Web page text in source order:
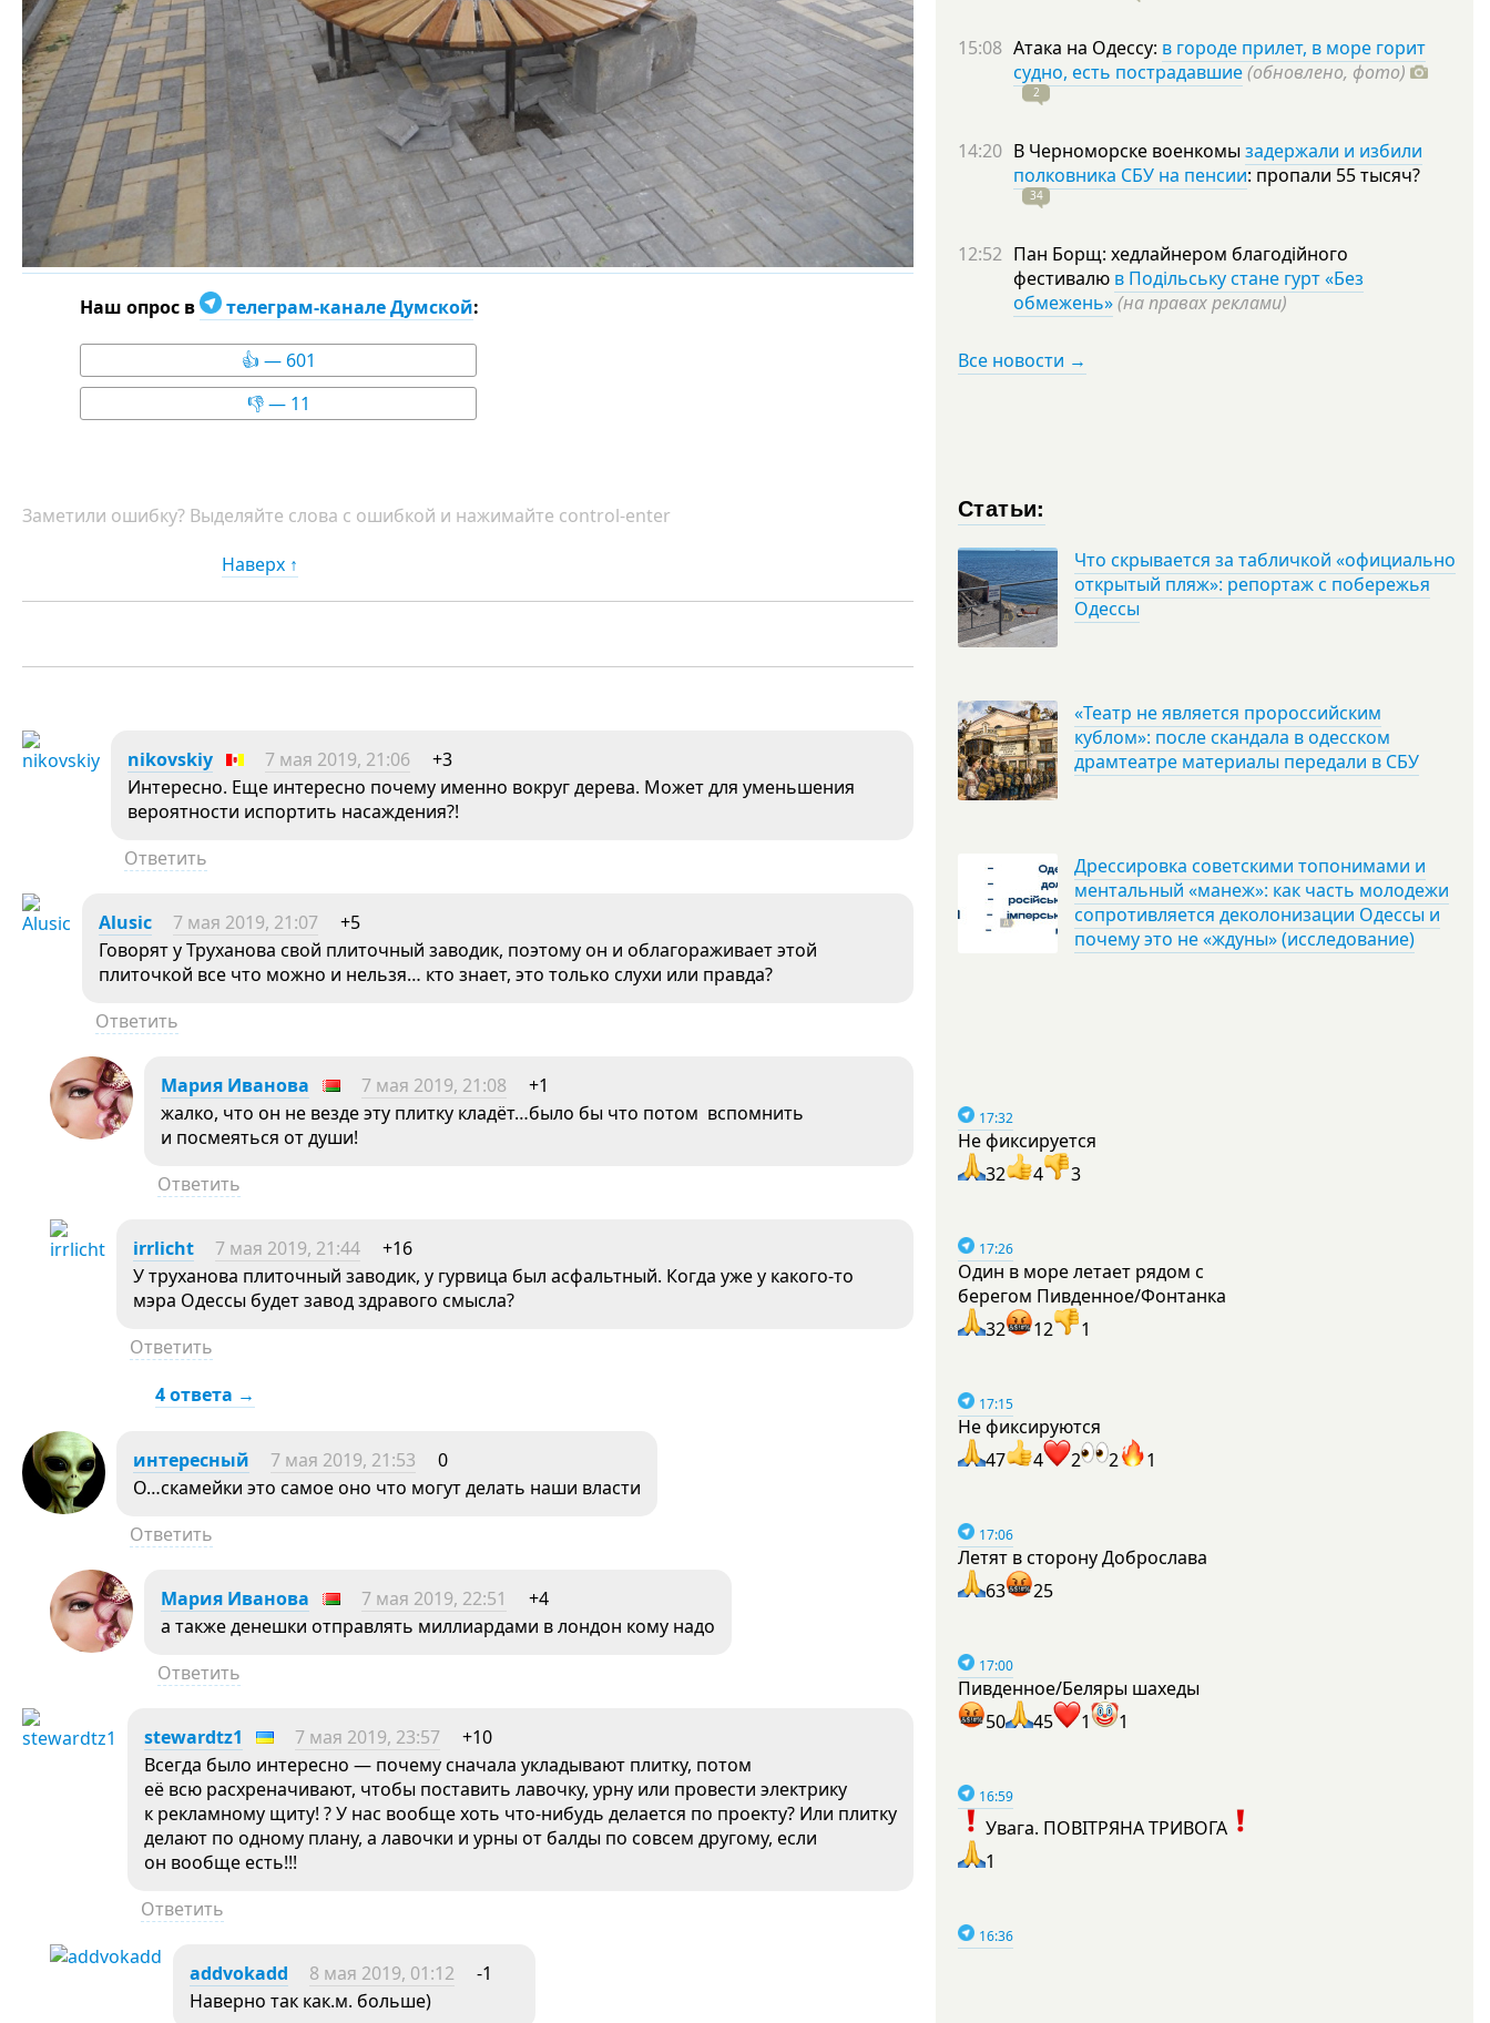
Наш опрос в телеграм-канале Думской:
👍 — 601
👎 — 11
Заметили ошибку? Выделяйте слова с ошибкой и нажимайте control-enter
Наверх ↑
nikovskiy 7 мая 2019, 21:06
+3
Интересно. Еще интересно почему именно вокруг дерева. Может для уменьшения
вероятности испортить насаждения?!
Ответить
Alusic 7 мая 2019, 21:07
+5
Говорят у Труханова свой плиточный заводик, поэтому он и облагораживает этой
плиточкой все что можно и нельзя… кто знает, это только слухи или правда?
Ответить
Мария Иванова 7 мая 2019, 21:08
+1
жалко, что он не везде эту плитку кладёт…было бы что потом вспомнить
и посмеяться от души!
Ответить
irrlicht 7 мая 2019, 21:44
+16
У труханова плиточный заводик, у гурвица был асфальтный. Когда уже у какого-то
мэра Одессы будет завод здравого смысла?
Ответить
4 ответа →
интересный 7 мая 2019, 21:53
0
О…скамейки это самое оно что могут делать наши власти
Ответить
Мария Иванова 7 мая 2019, 22:51
+4
а также денешки отправлять миллиардами в лондон кому надо
Ответить
stewardtz1 7 мая 2019, 23:57
+10
Всегда было интересно — почему сначала укладывают плитку, потом
её всю расхреначивают, чтобы поставить лавочку, урну или провести электрику
к рекламному щиту! ? У нас вообще хоть что-нибудь делается по проекту? Или плитку
делают по одному плану, а лавочки и урны от балды по совсем другому, если
он вообще есть!!!
Ответить
addvokadd 8 мая 2019, 01:12
-1
Наверно так как.м. больше)
15:08 Атака на Одессу: в городе прилет, в море горит
судно, есть пострадавшие(обновлено, фото)
2
14:20 В Черноморске военкомы задержали и избили
полковника СБУ на пенсии: пропали 55тысяч?
34
12:52 Пан Борщ: хедлайнером благодійного
фестивалю в Подільську стане гурт «Без
обмежень»(на правах реклами)
Все новости →
Статьи:
Что скрывается за табличкой «официально
открытый пляж»: репортаж с побережья
Одессы
«Театр не является пророссийским
кублом»: после скандала в одесском
драмтеатре материалы передали в СБУ
Дрессировка советскими топонимами и
ментальный «манеж»: как часть молодежи
сопротивляется деколонизации Одессы и
почему это не «ждуны» (исследование)
17:32
Не фиксируется
32
4 3
17:26
Один в море летает рядом с
берегом Пивденное/Фонтанка
32
12 1
17:15
Не фиксируются
47
4 2 2 1
17:06
Летят в сторону Доброслава
63
25
17:00
Пивденное/Беляры шахеды
50
45 1 1
16:59
Увага. ПОВІТРЯНА ТРИВОГА
1
16:36